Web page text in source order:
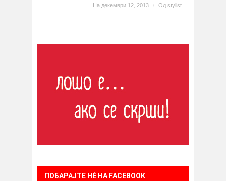
На декември 12, 2013 / Од stylist
ПОБАРАЈТЕ НÈ НА FACEBOOK